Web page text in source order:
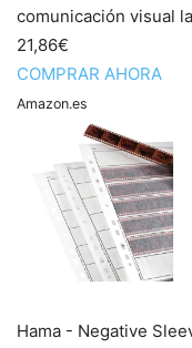
comunicación visual
21,86€
COMPRAR AHORA
Amazon.es
Hama - Negative